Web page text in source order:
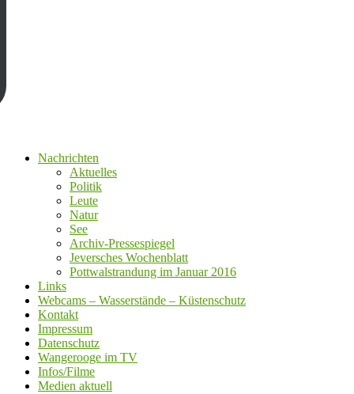
Nachrichten
Aktuelles
Politik
Leute
Natur
See
Archiv-Pressespiegel
Jeversches Wochenblatt
Pottwalstrandung im Januar 2016
Links
Webcams – Wasserstände – Küstenschutz
Kontakt
Impressum
Datenschutz
Wangerooge im TV
Infos/Filme
Medien aktuell